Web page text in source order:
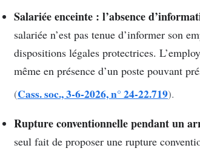
Salariée enceinte : l’absence
salariée n’est pas tenue d’informer son
dispositions légales protectrices.
même en présence d’un poste pouvant
(Cass. soc., 3-6-2026, n° 24-22.719).
Rupture conventionnelle pendant un
seul fait de proposer une rupture